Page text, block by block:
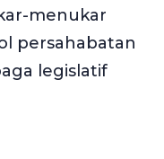
menukar
persahabatan
legislatif